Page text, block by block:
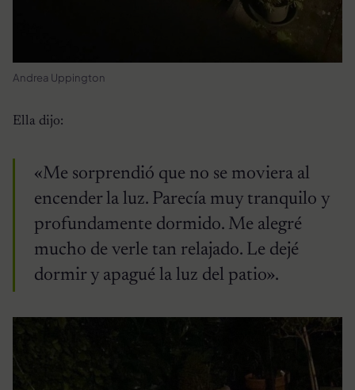
Andrea Uppington
Ella dijo:
«Me sorprendió que no se moviera al
encender la luz. Parecía muy tranquilo y
profundamente dormido. Me alegré
mucho de verle tan relajado. Le dejé
dormir y apagué la luz del patio».